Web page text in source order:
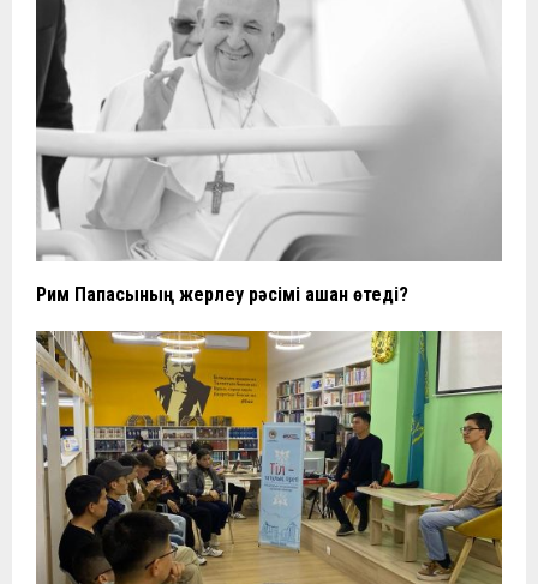
Рим Папасының жерлеу рәсімі қашан өтеді?